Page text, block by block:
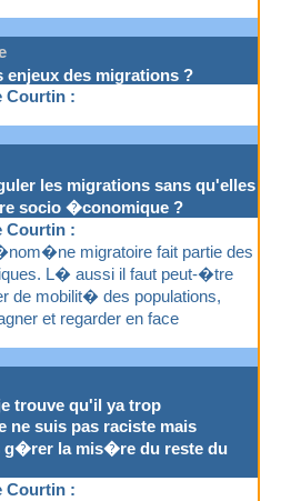
enjeux des migrations ?
Courtin :
les migrations sans qu'elles
socio �conomique ?
Courtin :
migratoire fait partie des
L� aussi il faut peut-�tre
de mobilit� des populations,
et regarder en face
trouve qu'il ya trop
ne suis pas raciste mais
g�rer la mis�re du reste du
Courtin :